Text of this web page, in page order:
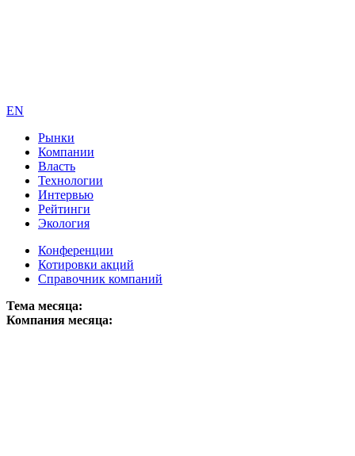
EN
Рынки
Компании
Власть
Технологии
Интервью
Рейтинги
Экология
Конференции
Котировки акций
Справочник компаний
Тема месяца:
Компания месяца: